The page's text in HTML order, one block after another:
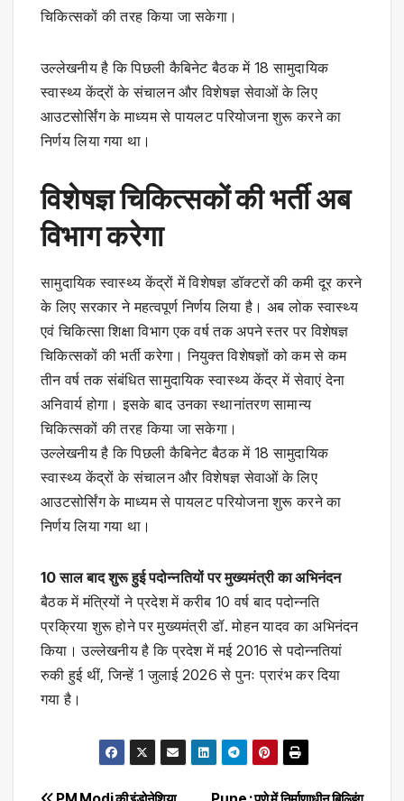
चिकित्सकों की तरह किया जा सकेगा।
उल्लेखनीय है कि पिछली कैबिनेट बैठक में 18 सामुदायिक
स्वास्थ्य केंद्रों के संचालन और विशेषज्ञ सेवाओं के लिए
आउटसोर्सिंग के माध्यम से पायलट परियोजना शुरू करने का
निर्णय लिया गया था।
विशेषज्ञ चिकित्सकों की भर्ती अब
विभाग करेगा
सामुदायिक स्वास्थ्य केंद्रों में विशेषज्ञ डॉक्टरों की कमी दूर करने
के लिए सरकार ने महत्वपूर्ण निर्णय लिया है। अब लोक स्वास्थ्य
एवं चिकित्सा शिक्षा विभाग एक वर्ष तक अपने स्तर पर विशेषज्ञ
चिकित्सकों की भर्ती करेगा। नियुक्त विशेषज्ञों को कम से कम
तीन वर्ष तक संबंधित सामुदायिक स्वास्थ्य केंद्र में सेवाएं देना
अनिवार्य होगा। इसके बाद उनका स्थानांतरण सामान्य
चिकित्सकों की तरह किया जा सकेगा।
उल्लेखनीय है कि पिछली कैबिनेट बैठक में 18 सामुदायिक
स्वास्थ्य केंद्रों के संचालन और विशेषज्ञ सेवाओं के लिए
आउटसोर्सिंग के माध्यम से पायलट परियोजना शुरू करने का
निर्णय लिया गया था।
10 साल बाद शुरू हुई पदोन्नतियों पर मुख्यमंत्री का अभिनंदन
बैठक में मंत्रियों ने प्रदेश में करीब 10 वर्ष बाद पदोन्नति
प्रक्रिया शुरू होने पर मुख्यमंत्री डॉ. मोहन यादव का अभिनंदन
किया। उल्लेखनीय है कि प्रदेश में मई 2016 से पदोन्नतियां
रुकी हुई थीं, जिन्हें 1 जुलाई 2026 से पुनः प्रारंभ कर दिया
गया है।